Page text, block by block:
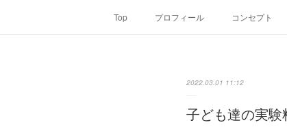
Top プロフィール コンセプト
2022.03.01 11:12
子ども達の実験